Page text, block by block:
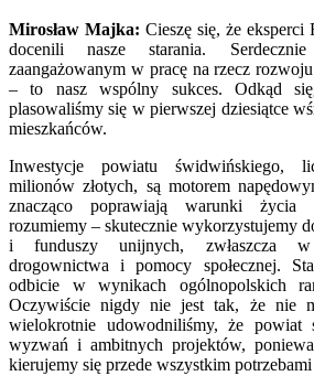
Mirosław Majka: Cieszę się, że
docenili nasze starania.
zaangażowanym w pracę na rzecz
– to nasz wspólny sukces. Odkąd
plasowaliśmy się w pierwszej dziesiątce
mieszkańców.
Inwestycje powiatu świdwińskiego,
milionów złotych, są motorem
znacząco poprawiają warunki
rozumiemy – skutecznie wykorzystujemy
i funduszy unijnych, zwłaszcza w
drogownictwa i pomocy społecznej.
odbicie w wynikach ogólnopolskich
Oczywiście nigdy nie jest tak, że nie
wielokrotnie udowodniliśmy, że
wyzwań i ambitnych projektów,
kierujemy się przede wszystkim